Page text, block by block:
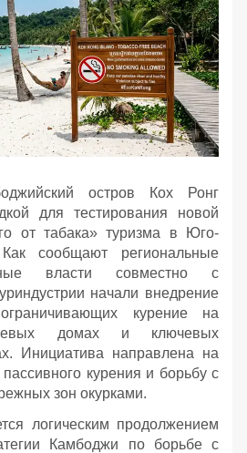
остров Кох Ронг
для тестирования новой
от табака» туризма в Юго-
сообщают региональные
власти совместно с
начали внедрение
курение на
домах и ключевых
Инициатива направлена на
курения и борьбу с
зон окурками.
логическим продолжением
Камбоджи по борьбе с